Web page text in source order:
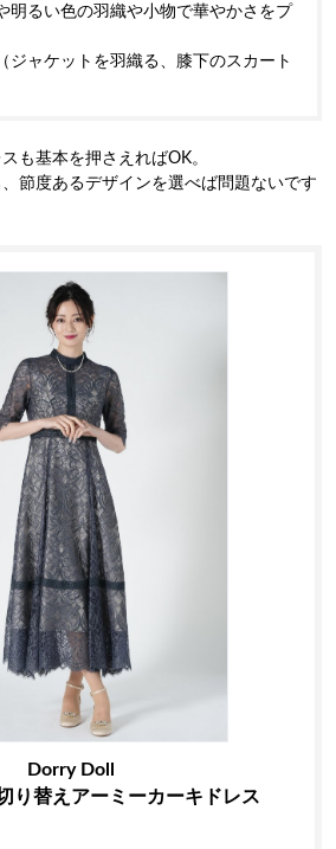
明るい色の羽織や小物で華やかさをプ
ジャケットを羽織る、膝下のスカート
も基本を押さえればOK。
節度あるデザインを選べば問題ないです
Dorry Doll
り替えアーミーカーキドレス